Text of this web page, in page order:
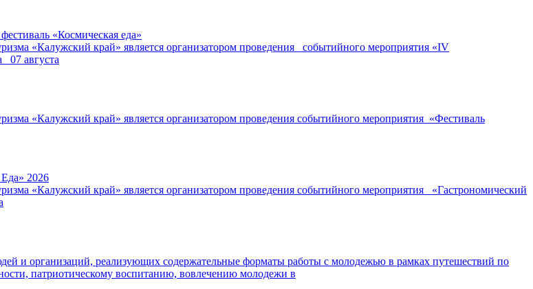
«Космическая еда»
«Калужский край» является организатором проведения событийного мероприятия «IV
07 августа
«Калужский край» является организатором проведения событийного мероприятия «Фестиваль
2026
«Калужский край» является организатором проведения событийного мероприятия «Гастрономический
и организаций, реализующих содержательные форматы работы с молодежью в рамках путешествий по
патриотическому воспитанию, вовлечению молодежи в